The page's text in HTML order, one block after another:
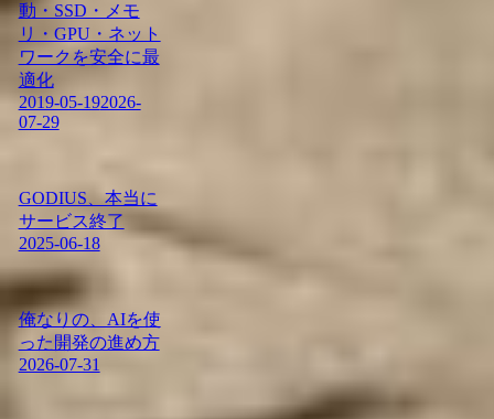
動・SSD・メモ
リ・GPU・ネット
ワークを安全に最
適化
2019-05-192026-
07-29
GODIUS、本当に
サービス終了
2025-06-18
俺なりの、AIを使
った開発の進め方
2026-07-31